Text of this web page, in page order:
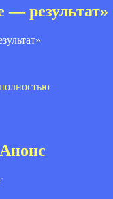
результат»